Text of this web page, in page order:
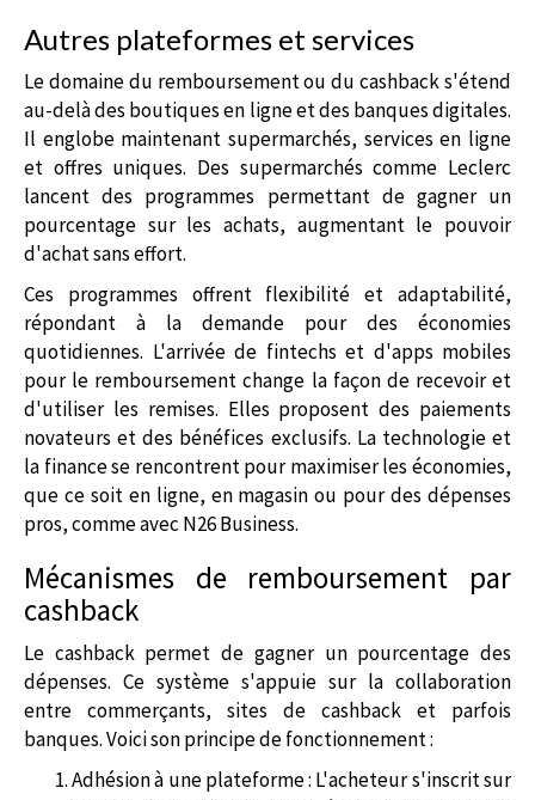
Autres plateformes et services
Le domaine du remboursement ou du cashback s'étend
au-delà des boutiques en ligne et des banques digitales.
Il englobe maintenant supermarchés, services en ligne
et offres uniques. Des supermarchés comme Leclerc
lancent des programmes permettant de gagner un
pourcentage sur les achats, augmentant le pouvoir
d'achat sans effort.
Ces programmes offrent flexibilité et adaptabilité,
répondant à la demande pour des économies
quotidiennes. L'arrivée de fintechs et d'apps mobiles
pour le remboursement change la façon de recevoir et
d'utiliser les remises. Elles proposent des paiements
novateurs et des bénéfices exclusifs. La technologie et
la finance se rencontrent pour maximiser les économies,
que ce soit en ligne, en magasin ou pour des dépenses
pros, comme avec N26 Business.
Mécanismes de remboursement par
cashback
Le cashback permet de gagner un pourcentage des
dépenses. Ce système s'appuie sur la collaboration
entre commerçants, sites de cashback et parfois
banques. Voici son principe de fonctionnement :
Adhésion à une plateforme : L'acheteur s'inscrit sur